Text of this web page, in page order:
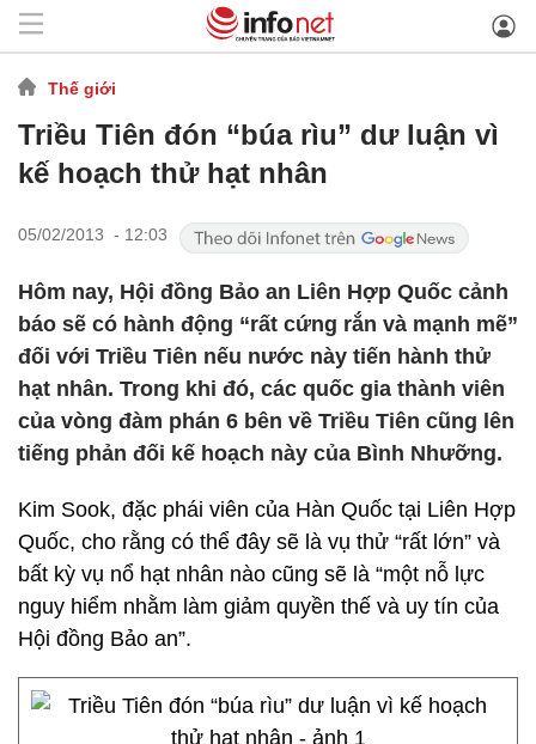
Thế giới
Triều Tiên đón “búa rìu” dư luận vì
kế hoạch thử hạt nhân
05/02/2013 - 12:03
Hôm nay, Hội đồng Bảo an Liên Hợp Quốc cảnh
báo sẽ có hành động “rất cứng rắn và mạnh mẽ”
đối với Triều Tiên nếu nước này tiến hành thử
hạt nhân. Trong khi đó, các quốc gia thành viên
của vòng đàm phán 6 bên về Triều Tiên cũng lên
tiếng phản đối kế hoạch này của Bình Nhưỡng.
Kim Sook, đặc phái viên của Hàn Quốc tại Liên Hợp
Quốc, cho rằng có thể đây sẽ là vụ thử “rất lớn” và
bất kỳ vụ nổ hạt nhân nào cũng sẽ là “một nỗ lực
nguy hiểm nhằm làm giảm quyền thế và uy tín của
Hội đồng Bảo an”.